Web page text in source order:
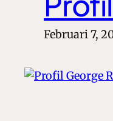
Februari 7,